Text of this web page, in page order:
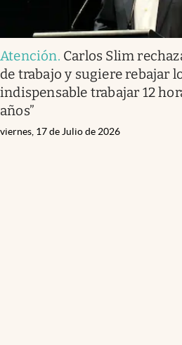
Atención. Carlos Slim
de trabajo y sugiere rebajar
indispensable trabajar 12
años”
viernes, 17 de Julio de 2026